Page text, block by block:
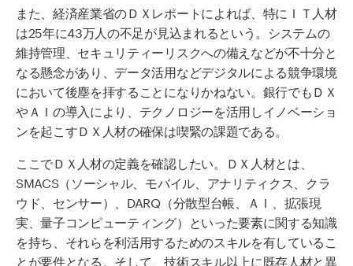
また、経済産業省のＤＸレポートによれば、特にＩＴ人材
は25年に43万人の不足が見込まれるという。システムの
維持管理、セキュリティーリスクへの備えなどが不十分と
なる懸念があり、データ活用などデジタルによる競争環境
において後塵を拝することになりかねない。銀行でもＤＸ
やＡＩの導入により、テクノロジーを活用しイノベーショ
ンを起こすＤＸ人材の確保は喫緊の課題である。
ここでＤＸ人材の定義を確認したい。ＤＸ人材とは、
SMACS（ソーシャル、モバイル、アナリティクス、クラ
ウド、センサー）、DARQ（分散型台帳、ＡＩ、拡張現
実、量子コンピューティング）といった要素に関する知識
を持ち、それらを利活用するためのスキルを有しているこ
とが要件となる。そして、技術スキル以上に既存人材と異